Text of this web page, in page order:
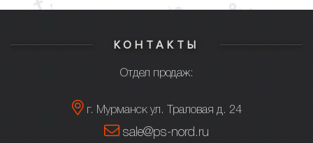
КОНТАКТЫ
Отдел продаж:
г. Мурманск ул. Траловая д. 24
sale@ps-nord.ru